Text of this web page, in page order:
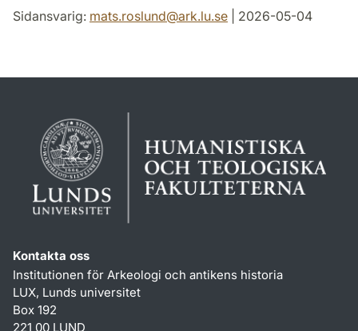
Sidansvarig: mats.roslund@ark.lu.se | 2026-05-04
Kontakta oss
Institutionen för Arkeologi och antikens historia
LUX, Lunds universitet
Box 192
221 00 LUND